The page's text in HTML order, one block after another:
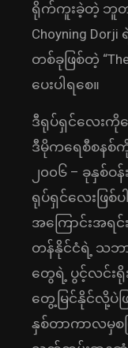
ရိုက်ကူးခဲ့တဲ့ ဘူတ
Choyning
တစ်ခုဖြစ်တဲ့
ပေးပါရစေ။
ဒီရုပ်ရှင်လေးကို
ဒီမိုကရေစီစနစ်
၂၀၀၆ – ခုနှစ်
ရုပ်ရှင်လေးဖြ
အကြောင်းအရ
တန်နိုင်ငံရဲ့ သဘ
တွေရဲ့ ပွင့်လင်း
တွေ့မြင်နိုင်လို့ပဲဖ
နှစ်တာကာလမှစပ